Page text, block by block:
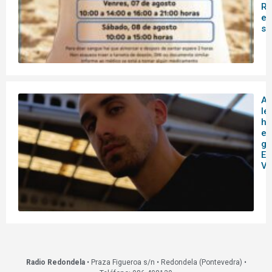
en
Radio Redondela• Praza Figueroa s/n • Redondela (Pontevedra) •